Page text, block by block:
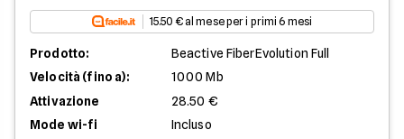
15.50 € al mese per i primi 6 mesi
Prodotto:
Beactive FiberEvolution Full
Velocità (fino a):
1000 Mb
Attivazione
28.50 €
Mode wi-fi
Incluso